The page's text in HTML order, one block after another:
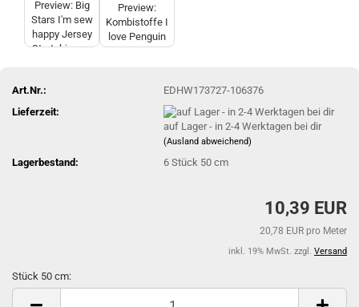
Art.Nr.:
EDHW173727-106376
Lieferzeit:
auf Lager - in 2-4 Werktagen bei dir
(Ausland abweichend)
Lagerbestand: 6Stück 50 cm
10,39 EUR
20,78 EUR pro Meter
inkl. 19% MwSt. zzgl. Versand
Stück 50 cm:
Stück